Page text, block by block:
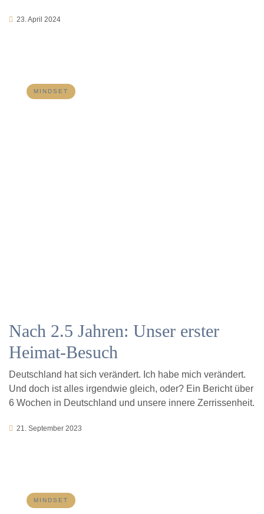
23. April 2024
MINDSET
Nach 2.5 Jahren: Unser erster
Heimat-Besuch
Deutschland hat sich verändert. Ich habe mich verändert.
Und doch ist alles irgendwie gleich, oder? Ein Bericht über
6 Wochen in Deutschland und unsere innere Zerrissenheit.
21. September 2023
MINDSET